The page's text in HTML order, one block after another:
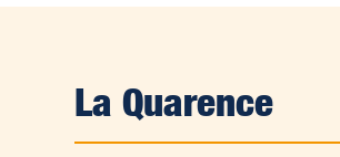
La Quarence